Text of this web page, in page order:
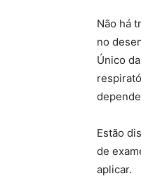
Não há
no
Único
Estão
de
aplicar.